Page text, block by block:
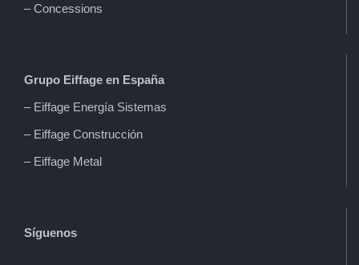
– Concessions
Grupo Eiffage en España
– Eiffage Energía Sistemas
– Eiffage Construcción
– Eiffage Metal
Síguenos